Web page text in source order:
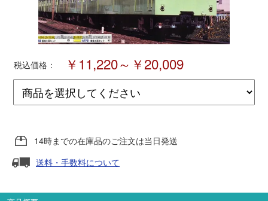
Bトレインショーティー
ポポンデッタ
税込価格： ￥11,220～￥20,009
14時までの在庫品のご注文は当日発送
送料・手数料について